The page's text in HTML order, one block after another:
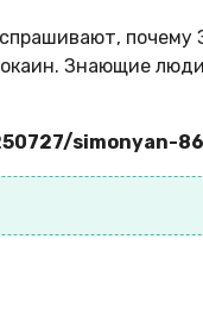
Знающие
simonyan-